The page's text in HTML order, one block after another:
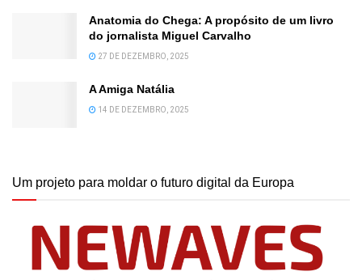
Anatomia do Chega: A propósito de um livro
do jornalista Miguel Carvalho
27 DE DEZEMBRO, 2025
A Amiga Natália
14 DE DEZEMBRO, 2025
Um projeto para moldar o futuro digital da Europa